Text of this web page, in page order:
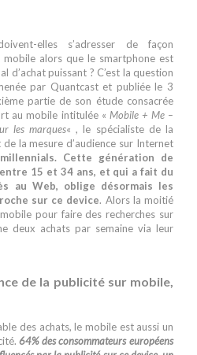
elles s’adresser de façon
mobile alors que le smartphone est
d’achat puissant ? C’est la question
par Quantcast et publiée le 3
partie de son étude consacrée
au mobile intitulée « Mobile + Me –
les marques« , le spécialiste de la
la mesure d’audience sur Internet
Cette génération de
15 et 34 ans, et qui a fait du
au Web, oblige désormais les
sur ce device. Alors la moitié
pour faire des recherches sur
deux achats par semaine via leur
de la publicité sur mobile,
des achats, le mobile est aussi un
64% des consommateurs européens